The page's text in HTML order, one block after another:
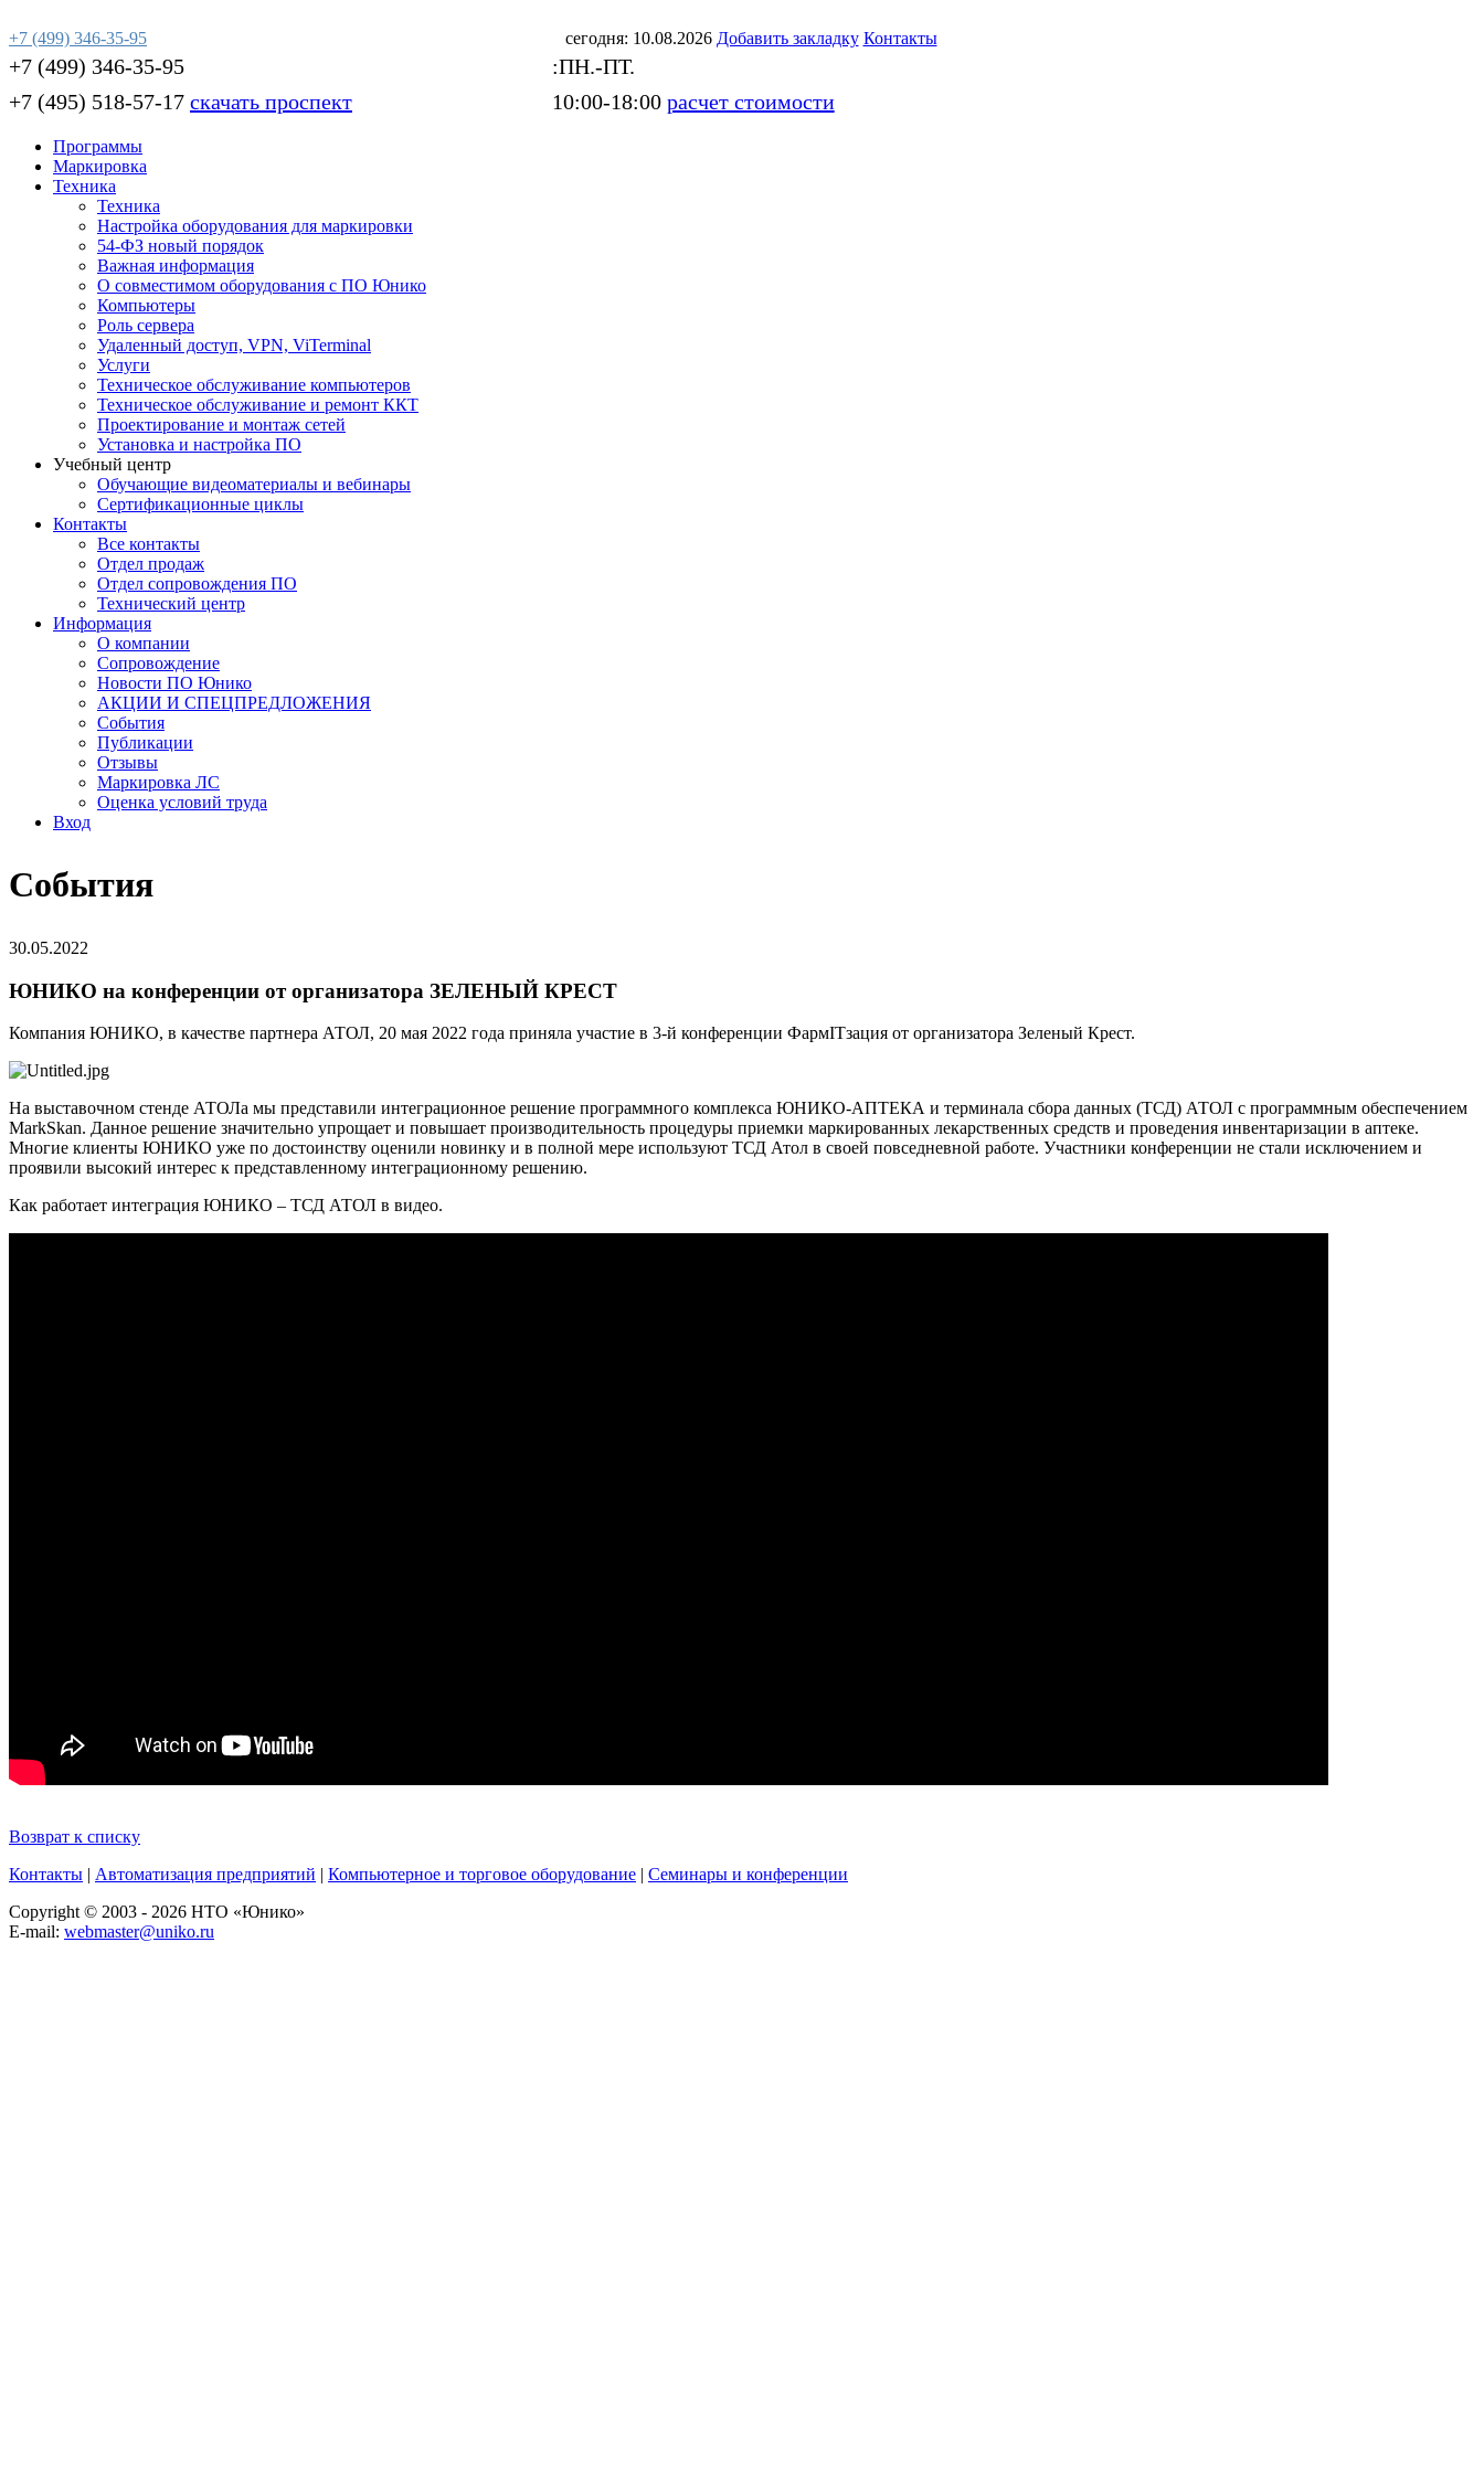
сегодня: 10.08.2026 Добавить закладку Контакты
+7 (499) 346-35-95
+7 (499) 346-35-95
+7 (495) 518-57-17 скачать проспект
:ПН.-ПТ.
10:00-18:00 расчет стоимости
Программы
Маркировка
Техника
Техника
Настройка оборудования для маркировки
54-ФЗ новый порядок
Важная информация
О совместимом оборудования с ПО Юнико
Компьютеры
Роль сервера
Удаленный доступ, VPN, ViTerminal
Услуги
Техническое обслуживание компьютеров
Техническое обслуживание и ремонт ККТ
Проектирование и монтаж сетей
Установка и настройка ПО
Учебный центр
Обучающие видеоматериалы и вебинары
Сертификационные циклы
Контакты
Все контакты
Отдел продаж
Отдел сопровождения ПО
Технический центр
Информация
О компании
Сопровождение
Новости ПО Юнико
АКЦИИ И СПЕЦПРЕДЛОЖЕНИЯ
События
Публикации
Отзывы
Маркировка ЛС
Оценка условий труда
Вход
События
30.05.2022
ЮНИКО на конференции от организатора ЗЕЛЕНЫЙ КРЕСТ
Компания ЮНИКО, в качестве партнера АТОЛ, 20 мая 2022 года приняла участие в 3-й конференции ФармITзация от организатора Зеленый Крест.
На выставочном стенде АТОЛа мы представили интеграционное решение программного комплекса ЮНИКО-АПТЕКА и терминала сбора данных (ТСД) АТОЛ с программным обеспечением
MarkSkan. Данное решение значительно упрощает и повышает производительность процедуры приемки маркированных лекарственных средств и проведения инвентаризации в аптеке.
Многие клиенты ЮНИКО уже по достоинству оценили новинку и в полной мере используют ТСД Атол в своей повседневной работе. Участники конференции не стали исключением и
проявили высокий интерес к представленному интеграционному решению.
Как работает интеграция ЮНИКО – ТСД АТОЛ в видео.
Возврат к списку
Контакты | Автоматизация предприятий | Компьютерное и торговое оборудование | Семинары и конференции
Copyright © 2003 - 2026 НТО «Юнико»
E-mail: webmaster@uniko.ru